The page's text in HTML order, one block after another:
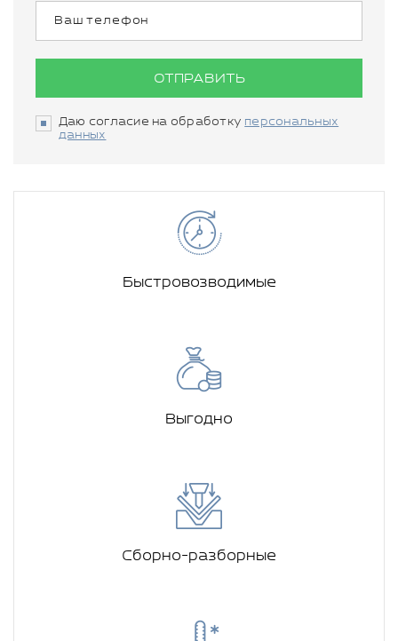
ОТПРАВИТЬ
Даю согласие на обработку персональных
данных
Быстровозводимые
Выгодно
Сборно-разборные